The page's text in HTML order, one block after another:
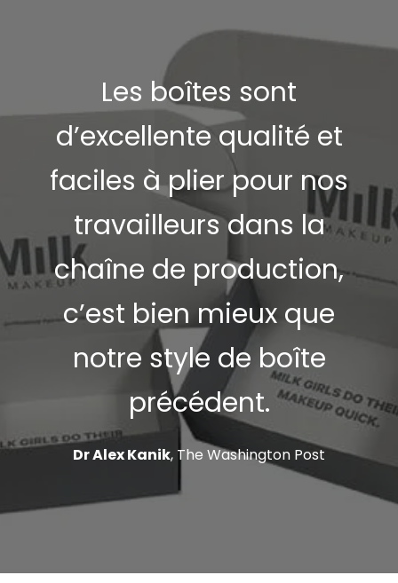
Les boîtes sont
d’excellente qualité et
faciles à plier pour nos
travailleurs dans la
chaîne de production,
c’est bien mieux que
notre style de boîte
précédent.
Dr Alex Kanik, The Washington Post